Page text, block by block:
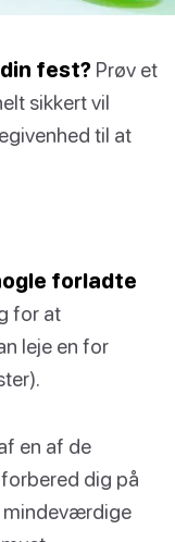
fest? Prøv et
sikkert vil
til at
forladte
for at
leje en for
en af de
dig på
mindeværdige